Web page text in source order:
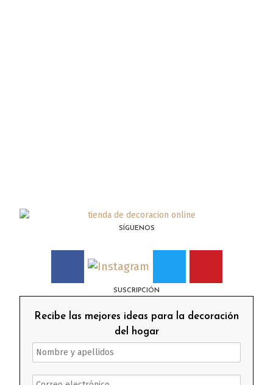
SÍGUENOS
SUSCRIPCIÓN
Recibe las mejores ideas para la decoración
del hogar